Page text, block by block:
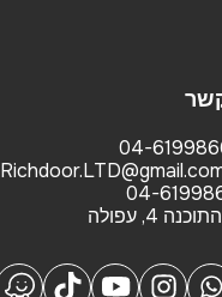
04-
04-
התוכנה 4, עפולה